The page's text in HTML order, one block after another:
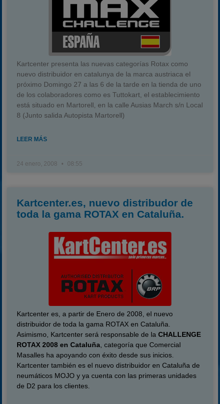
Kartcenter presenta las nuevas categorías Rotax como
nuevo distribuidor en catalunya de la marca austriaca el
próximo Domingo 27 a las 6 de la tarde en la tienda de uno
de los colaboradores como es Tuttokart, el establecimiento
está situado en Martorell, en la calle Ausias March s/n Local
8 (Junto salida Autopista Martorell)
LEER MÁS
24 enero, 2008 08:55
Kartcenter.es, nuevo distribudor de
toda la gama ROTAX en Cataluña.
Kartcenter es, a partir de Enero de 2008, el nuevo
distribuidor de toda la gama ROTAX en Cataluña.
Asimismo, Kartcenter será responsable de laCHALLENGE
ROTAX 2008 en Cataluña, categoría que Comercial
Masalles ha apoyando con éxito desde sus inicios.
Kartcenter también es el nuevo distribuidor en Cataluña de
neumáticos MOJO y ya cuenta con las primeras unidades
de D2 para los clientes.